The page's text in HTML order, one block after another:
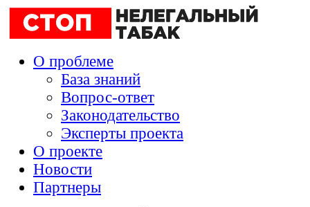
О проблеме
База знаний
Вопрос-ответ
Законодательство
Эксперты проекта
О проекте
Новости
Партнеры